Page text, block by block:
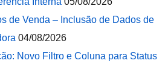
de Venda – Inclusão de Dados de
04/08/2026
Novo Filtro e Coluna para Status